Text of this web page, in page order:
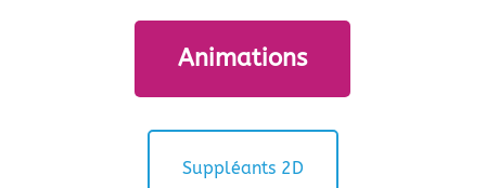
Animations
Suppléants 2D